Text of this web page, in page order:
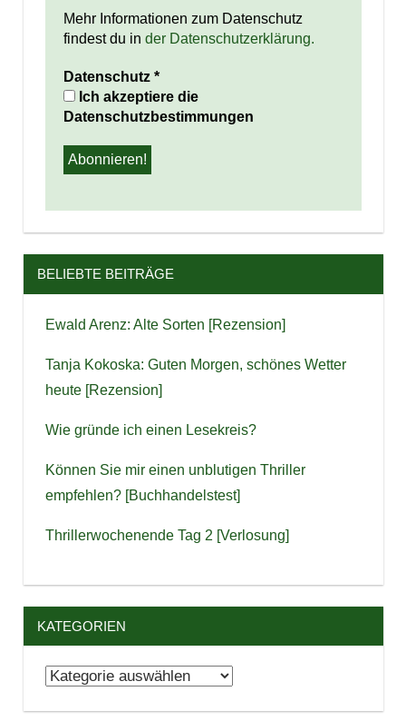
Mehr Informationen zum Datenschutz
findest du in der Datenschutzerklärung.
Datenschutz *
Ich akzeptiere die
Datenschutzbestimmungen
BELIEBTE BEITRÄGE
Ewald Arenz: Alte Sorten [Rezension]
Tanja Kokoska: Guten Morgen, schönes Wetter
heute [Rezension]
Wie gründe ich einen Lesekreis?
Können Sie mir einen unblutigen Thriller
empfehlen? [Buchhandelstest]
Thrillerwochenende Tag 2 [Verlosung]
KATEGORIEN
Kategorien